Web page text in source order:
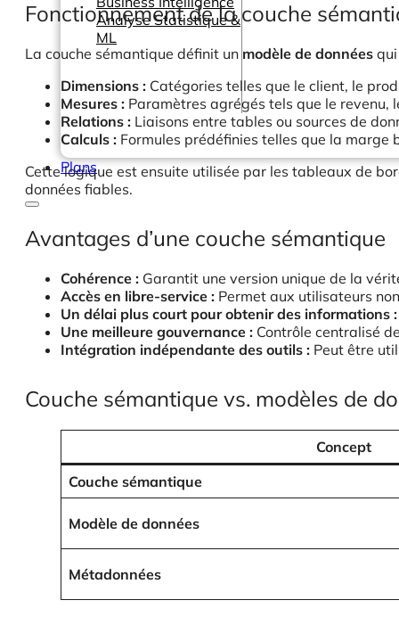
Analyse Statistique &
ML
Plans
Fonctionnement de la couche
La couche sémantique définit un modèle de données
Dimensions : Catégories telles que le client, le
Mesures : Paramètres agrégés tels que le revenu,
Relations : Liaisons entre tables ou sources de
Calculs : Formules prédéfinies telles que la marge
Cette logique est ensuite utilisée par les tableaux de
données fiables.
Avantages d’une couche sémantique
Cohérence : Garantit une version unique de la
Accès en libre-service : Permet aux utilisateurs
Un délai plus court pour obtenir des informations :
Une meilleure gouvernance : Contrôle centralisé
Intégration indépendante des outils : Peut être
Couche sémantique vs. modèles de
Concept
Couche sémantique
Modèle de données
Métadonnées